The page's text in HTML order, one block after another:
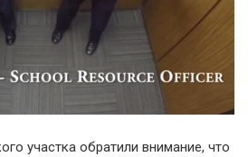
участка обратили внимание, что